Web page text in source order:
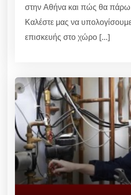
στην Αθήνα και πώς θα
Καλέστε μας να
επισκευής στο χώρο [...]